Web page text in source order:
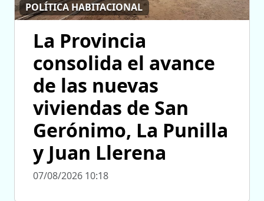
POLÍTICA HABITACIONAL
La Provincia
consolida el avance
de las nuevas
viviendas de San
Gerónimo, La Punilla
y Juan Llerena
07/08/2026 10:18